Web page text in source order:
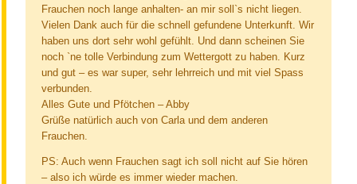
Frauchen noch lange anhalten- an mir soll`s nicht liegen.
Vielen Dank auch für die schnell gefundene Unterkunft. Wir
haben uns dort sehr wohl gefühlt. Und dann scheinen Sie
noch `ne tolle Verbindung zum Wettergott zu haben. Kurz
und gut – es war super, sehr lehrreich und mit viel Spass
verbunden.
Alles Gute und Pfötchen – Abby
Grüße natürlich auch von Carla und dem anderen
Frauchen.
PS: Auch wenn Frauchen sagt ich soll nicht auf Sie hören
– also ich würde es immer wieder machen.